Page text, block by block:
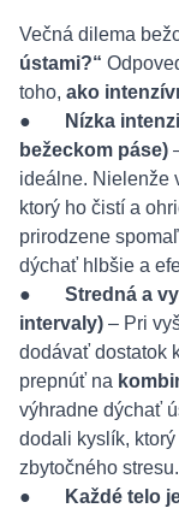
Večná dilema
ústami?“
toho, ako
●
Nízka
bežeckom páse)
ideálne. Nielenže
ktorý ho čistí a
prirodzene
dýchať hlbšie a
● Stredná a
intervaly) – Pri
dodávať dostatok
prepnúť na
výhradne dýchať
dodali kyslík,
zbytočného stresu.
●
Každé telo